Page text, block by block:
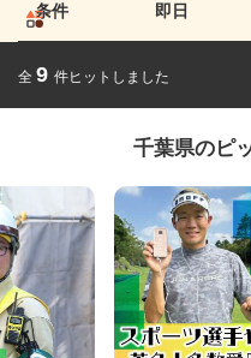
条件 即日
全 9 件ヒットしました
千葉県のピ